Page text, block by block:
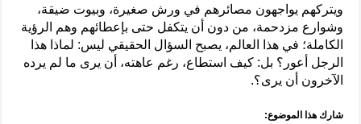
ويتركهم يواجهون مصائرهم في ورش صغيرة، وبيوت ضيقة،
وشوارع مزدحمة، من دون أن يتكفل حتى بإعطائهم وهم الرؤية
الكاملة؛ في هذا العالم، يصبح السؤال الحقيقي ليس: لماذا هذا
الرجل أعور؟ بل: كيف استطاع، رغم عاهته، أن يرى ما لم يرده
الآخرون أن يرى؟.
شارك هذا الموضوع: